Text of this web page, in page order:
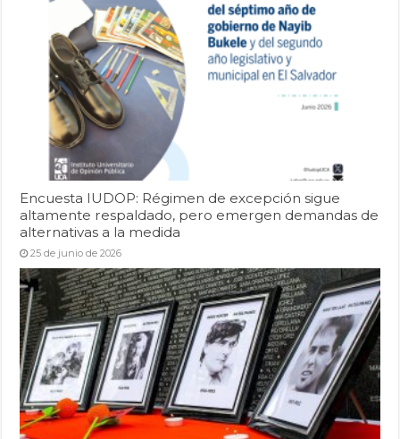
Encuesta IUDOP: Régimen de excepción sigue
altamente respaldado, pero emergen demandas de
alternativas a la medida
25 de junio de 2026